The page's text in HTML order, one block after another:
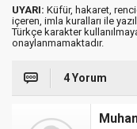
UYARI: Küfür, hakaret,
içeren, imla kuralları ile
Türkçe karakter
onaylanmamaktadır.
4 Yorum